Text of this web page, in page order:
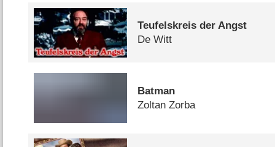
Teufelskreis der Angst
De Witt
Batman
Zoltan Zorba